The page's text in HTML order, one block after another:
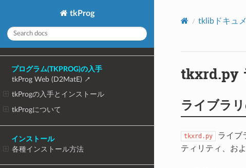
tkProg
プログラム(TKPROG)の入手
tkProg Web (D2MatE)
tkProgの入手とインストール
tkProgについて
インストール
各種インストール方法
tklibドキュ
tkxrd.py
ライブラ
tkxrd.py
ライブ
ティリティ、お